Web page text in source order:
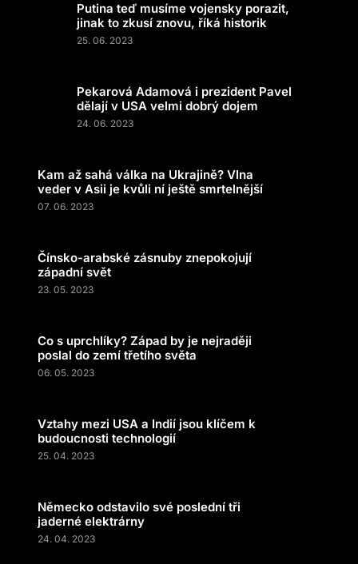
Putina teď musíme vojensky porazit,
jinak to zkusí znovu, říká historik
25. 06. 2023
Pekarová Adamová i prezident Pavel
dělají v USA velmi dobrý dojem
24. 06. 2023
Kam až sahá válka na Ukrajině? Vlna
veder v Asii je kvůli ní ještě smrtelnější
07. 06. 2023
Čínsko-arabské zásnuby znepokojují
západní svět
23. 05. 2023
Co s uprchlíky? Západ by je nejraději
poslal do zemí třetího světa
06. 05. 2023
Vztahy mezi USA a Indií jsou klíčem k
budoucnosti technologií
25. 04. 2023
Německo odstavilo své poslední tři
jaderné elektrárny
24. 04. 2023